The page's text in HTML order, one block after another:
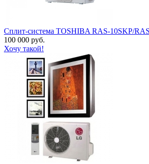
Сплит-система TOSHIBA RAS-10SKP/
100 000 руб.
Хочу такой!